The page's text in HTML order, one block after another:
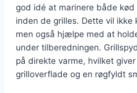
god idé at marinere både kød
inden de grilles. Dette vil ikke
men også hjælpe med at
under tilberedningen.
på direkte varme, hvilket
grilloverflade og en røgfyldt